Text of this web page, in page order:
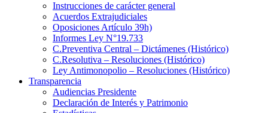
Instrucciones de carácter general
Acuerdos Extrajudiciales
Oposiciones Artículo 39h)
Informes Ley N°19.733
C.Preventiva Central – Dictámenes (Histórico)
C.Resolutiva – Resoluciones (Histórico)
Ley Antimonopolio – Resoluciones (Histórico)
Transparencia
Audiencias Presidente
Declaración de Interés y Patrimonio